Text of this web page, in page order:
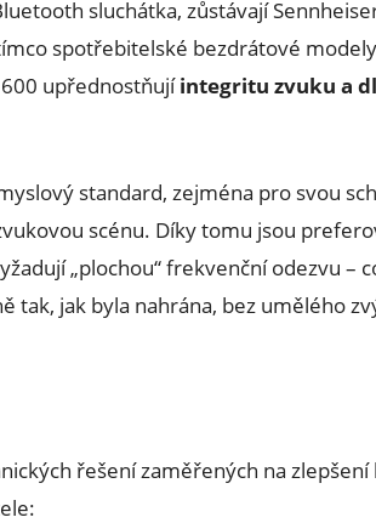
sluchátka, zůstávají
spotřebitelské bezdrátové
upřednostňujíintegritu zvuku a
standard, zejména pro svou
scénu. Díky tomu jsou
„plochou“ frekvenční odezvu –
tak, jak byla nahrána, bez umělého
řešení zaměřených na zlepšení